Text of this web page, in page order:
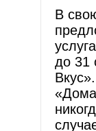
В
до 31